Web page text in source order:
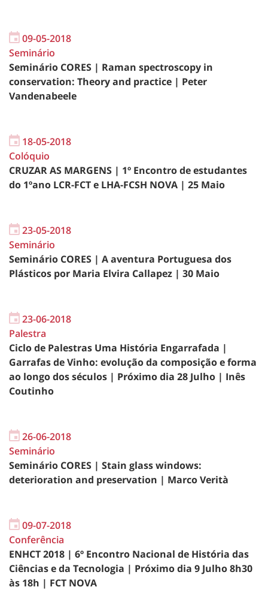
09-05-2018
Seminário
Seminário CORES | Raman spectroscopy in
conservation: Theory and practice | Peter
Vandenabeele
18-05-2018
Colóquio
CRUZAR AS MARGENS | 1º Encontro de estudantes
do 1ºano LCR-FCT e LHA-FCSH NOVA | 25 Maio
23-05-2018
Seminário
Seminário CORES | A aventura Portuguesa dos
Plásticos por Maria Elvira Callapez | 30 Maio
23-06-2018
Palestra
Ciclo de Palestras Uma História Engarrafada |
Garrafas de Vinho: evolução da composição e forma
ao longo dos séculos | Próximo dia 28 Julho | Inês
Coutinho
26-06-2018
Seminário
Seminário CORES | Stain glass windows:
deterioration and preservation | Marco Verità
09-07-2018
Conferência
ENHCT 2018 | 6º Encontro Nacional de História das
Ciências e da Tecnologia | Próximo dia 9 Julho 8h30
às 18h | FCT NOVA